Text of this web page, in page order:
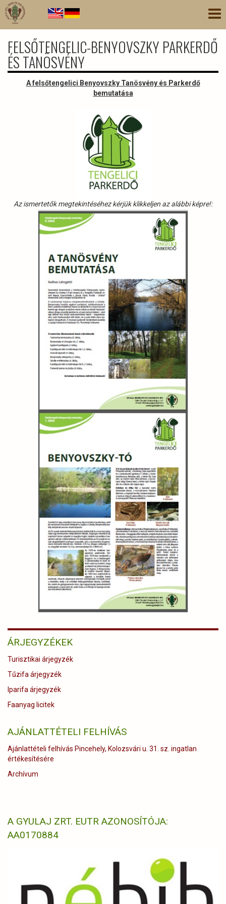
Ugrás
tartalomra
FELSŐTENGELIC-BENYOVSZKY PARKERDŐ
ÉS TANÖSVÉNY
A felsőtengelici Benyovszky Tanösvény és Parkerdő
bemutatása
Az ismertetők megtekintéséhez kérjük klikkeljen az alábbi képre!:
ÁRJEGYZÉKEK
Turisztikai árjegyzék
Tűzifa árjegyzék
Iparifa árjegyzék
Faanyag licitek
AJÁNLATTÉTELI FELHÍVÁS
Ajánlattételi felhívás Pincehely, Kolozsvári u. 31. sz. ingatlan
értékesítésére
Archívum
A GYULAJ ZRT. EUTR AZONOSÍTÓJA:
AA0170884